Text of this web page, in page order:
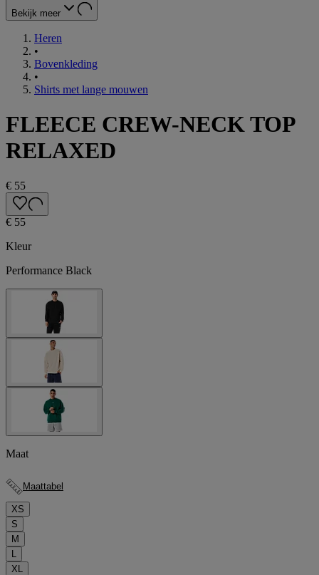
Bekijk meer
Heren
•
Bovenkleding
•
Shirts met lange mouwen
FLEECE CREW-NECK TOP
RELAXED
€ 55
€ 55
Kleur
Performance Black
Maat
Maattabel
XS
S
M
L
XL